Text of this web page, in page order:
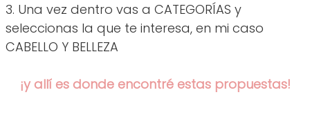
3. Una vez dentro vas a CATEGORÍAS y
seleccionas la que te interesa, en mi caso
CABELLO Y BELLEZA
¡y allí es donde encontré estas propuestas!